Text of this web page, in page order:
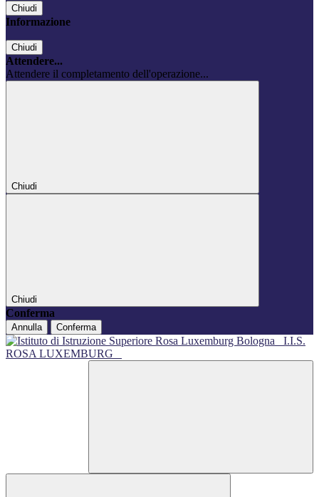
Chiudi
Informazione
Chiudi
Attendere...
Attendere il completamento dell'operazione...
Chiudi
Chiudi
Conferma
Annulla Conferma
I.I.S.
ROSA LUXEMBURG